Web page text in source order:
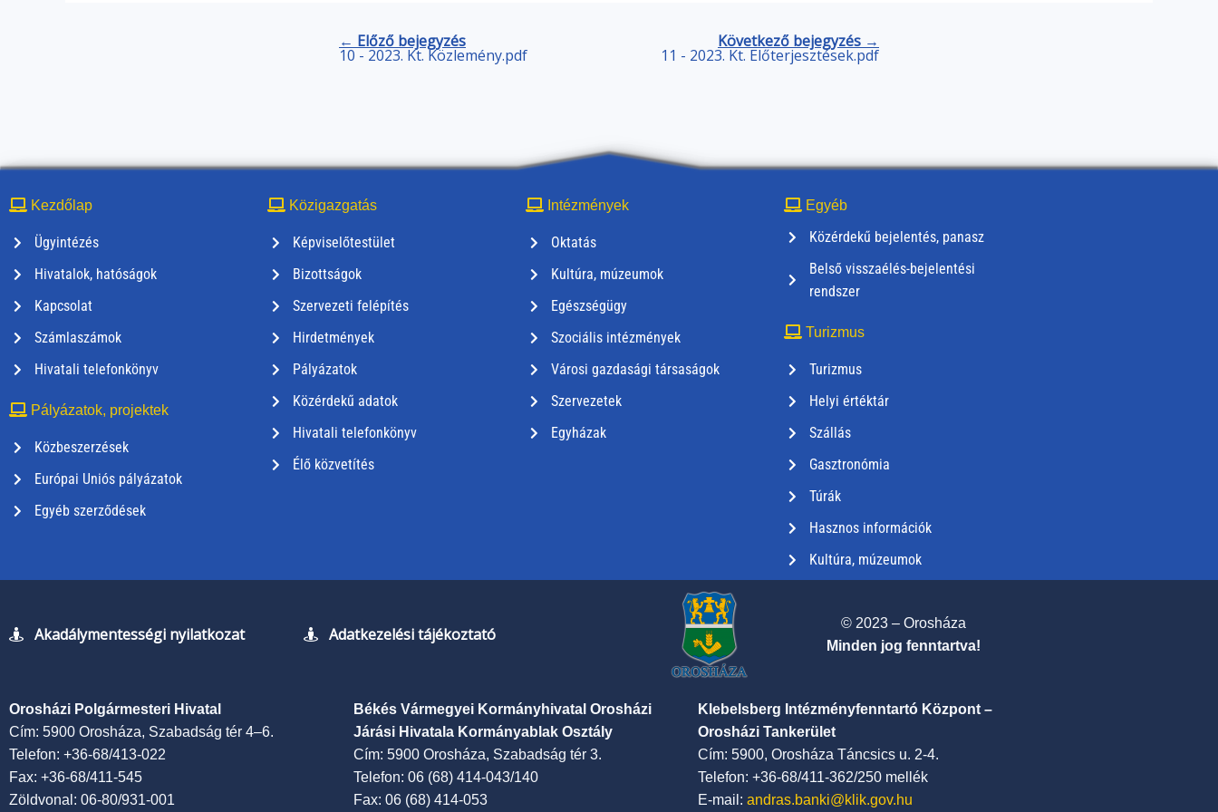
← Előző bejegyzés
10 - 2023. Kt. Közlemény.pdf
Következő bejegyzés →
11 - 2023. Kt. Előterjesztések.pdf
Kezdőlap
Ügyintézés
Hivatalok, hatóságok
Kapcsolat
Számlaszámok
Hivatali telefonkönyv
Pályázatok, projektek
Közbeszerzések
Európai Uniós pályázatok
Egyéb szerződések
Közigazgatás
Képviselőtestület
Bizottságok
Szervezeti felépítés
Hirdetmények
Pályázatok
Közérdekű adatok
Hivatali telefonkönyv
Élő közvetítés
Intézmények
Oktatás
Kultúra, múzeumok
Egészségügy
Szociális intézmények
Városi gazdasági társaságok
Szervezetek
Egyházak
Egyéb
Közérdekű bejelentés, panasz
Belső visszaélés-bejelentési
rendszer
Turizmus
Turizmus
Helyi értéktár
Szállás
Gasztronómia
Túrák
Hasznos információk
Kultúra, múzeumok
Akadálymentességi nyilatkozat Adatkezelési tájékoztató
© 2023 – Orosháza
Minden jog fenntartva!
Orosházi Polgármesteri Hivatal
Cím: 5900 Orosháza, Szabadság tér 4–6.
Telefon: +36-68/413-022
Fax: +36-68/411-545
Zöldvonal: 06-80/931-001
Békés Vármegyei Kormányhivatal Orosházi
Járási Hivatala Kormányablak Osztály
Cím: 5900 Orosháza, Szabadság tér 3.
Telefon: 06 (68) 414-043/140
Fax: 06 (68) 414-053
Klebelsberg Intézményfenntartó Központ –
Orosházi Tankerület
Cím: 5900, Orosháza Táncsics u. 2-4.
Telefon: +36-68/411-362/250 mellék
E-mail: andras.banki@klik.gov.hu